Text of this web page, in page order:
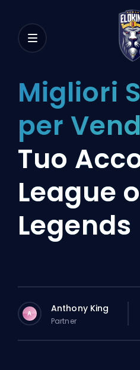
Migliori
per
Tuo
League
Legends
A Anthony King
Partner